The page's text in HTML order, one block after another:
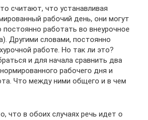
считают, что устанавливая
рабочий день, они могут
постоянно работать во внеурочное
Другими словами, постоянно
работе. Но так ли это?
и для начала сравнить два
рабочего дня и
Что между ними общего и в чем
что в обоих случаях речь идет о